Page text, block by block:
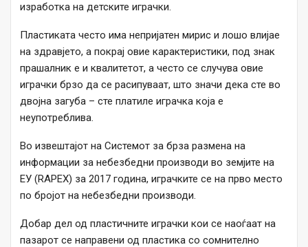
изработка на детските играчки.
Пластиката често има непријатен мирис и лошо влијае
на здравјето, а покрај овие карактеристики, под знак
прашалник е и квалитетот, а често се случува овие
играчки брзо да се расипуваат, што значи дека сте во
двојна загуба – сте платиле играчка која е
неупотреблива.
Во извештајот на Системот за брза размена на
информации за небезбедни производи во земјите на
ЕУ (RAPEX) за 2017 година, играчките се на прво место
по бројот на небезбедни производи.
Добар дел од пластичните играчки кои се наоѓаат на
пазарот се направени од пластика со сомнително